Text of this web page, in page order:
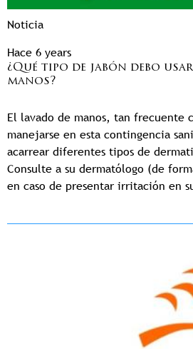
Noticia
Hace 6 years
¿Qué tipo de jabón debo
manos?
El lavado de manos, tan frecuente
manejarse en esta contingencia
acarrear diferentes tipos de
Consulte a su dermatólogo (de
en caso de presentar irritación en